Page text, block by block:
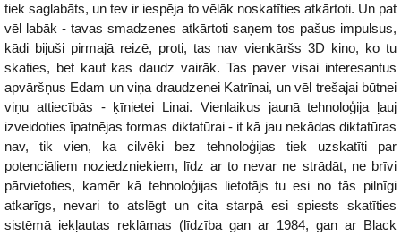
tiek saglabāts, un tev ir iespēja to vēlāk noskatīties atkārtoti. Un pat
vēl labāk - tavas smadzenes atkārtoti saņem tos pašus impulsus,
kādi bijuši pirmajā reizē, proti, tas nav vienkāršs 3D kino, ko tu
skaties, bet kaut kas daudz vairāk. Tas paver visai interesantus
apvāršņus Edam un viņa draudzenei Katrīnai, un vēl trešajai būtnei
viņu attiecībās - ķīnietei Linai. Vienlaikus jaunā tehnoloģija ļauj
izveidoties īpatnējas formas diktatūrai - it kā jau nekādas diktatūras
nav, tik vien, ka cilvēki bez tehnoloģijas tiek uzskatīti par
potenciāliem noziedzniekiem, līdz ar to nevar ne strādāt, ne brīvi
pārvietoties, kamēr kā tehnoloģijas lietotājs tu esi no tās pilnīgi
atkarīgs, nevari to atslēgt un cita starpā esi spiests skatīties
sistēmā iekļautas reklāmas (līdzība gan ar 1984, gan ar Black